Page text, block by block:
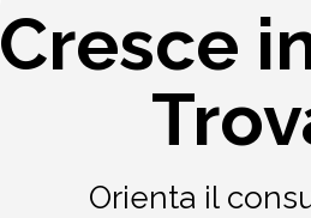
Cresce
Orienta il